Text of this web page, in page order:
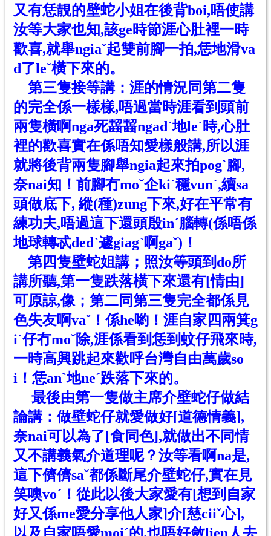
又有恁靚的壁蛇小姐在後背boi,唔使講
汝等大家也知,該ge時節涯心肚裡一時
歡喜,就舉ngiaˇ起雙前腳一拍,恁地滑va
d了leˇ橫下來的。
第三隻接等講：涯的情況同第二隻
的完全係一樣樣,唔過當時涯看到頭前
兩隻橫啊nga死齧齧ngadˋ地leˊ時,心肚
裡的歡喜實在係唔知愛樣般講,所以涯
就將後背兩隻腳舉ngia起來拍pogˋ腳,
奈nai知！前腳冇moˇ企kiˊ穩vunˋ,續sa
頭做底下, 縱(種)zung下來,好在平常有
練功夫,唔過這下還頭殷inˊ腦轉(係唔係
地球轉忒dedˋ遽giagˋ啊gaˇ)！
第四隻壁蛇姐講；照汝等頭到do所
講所聽,第一隻跌落橫下來還有[情由]
可原諒,像；第二同第三隻完全都係見
色失友啊vaˇ ！係he喲！涯自家四兩箕g
iˊ仔冇moˇ除,涯係看到恁到蚊仔飛來時,
一時高興跳起來歡呼台灣自由萬歲so
i！恁anˋ地neˊ跌落下來的。
最後由第一隻做主席介壁蛇仔做結
論講：做壁蛇仔就愛做好[道德情義],
奈nai可以為了[食同色],就做出不同情
又不講義氣介道理呢？汝等看啊na是,
這下儕儕saˇ都係斷尾介壁蛇仔,實在見
笑噢voˊ！從此以後大家愛有[想到自家
好又係me愛分享他人家]介[慈ciiˇ心],